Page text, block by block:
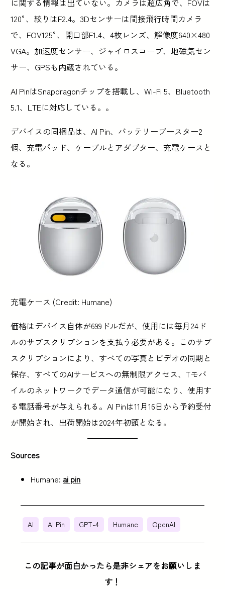
120°、絞りはF2.4。3Dセンサーは間接飛行時間カメラ
で、FOV125°、開口部F1.4、4枚レンズ、解像度640×480
VGA。加速度センサー、ジャイロスコープ、地磁気セン
サー、GPSも内蔵されている。
AI PinはSnapdragonチップを搭載し、Wi-Fi 5、Bluetooth
5.1、LTEに対応している。。
デバイスの同梱品は、AI Pin、バッテリーブースター2
個、充電パッド、ケーブルとアダプター、充電ケースと
なる。
充電ケース (Credit: Humane)
価格はデバイス自体が699ドルだが、使用には毎月24ド
ルのサブスクリプションを支払う必要がある。このサブ
スクリプションにより、すべての写真とビデオの同期と
保存、すべてのAIサービスへの無制限アクセス、Tモバ
イルのネットワークでデータ通信が可能になり、使用す
る電話番号が与えられる。AI Pinは11月16日から予約受付
が開始され、出荷開始は2024年初頭となる。
Sources
Humane: ai pin
AI AI Pin GPT-4 Humane OpenAI
この記事が面白かったら是非シェアをお願いしま
す！